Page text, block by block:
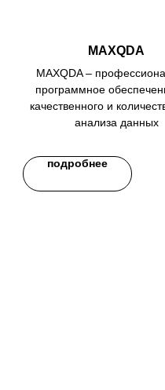
MAXQDA
MAXQDA –
программное
качественного и
анализа данных
подробнее